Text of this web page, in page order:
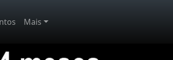
Mais